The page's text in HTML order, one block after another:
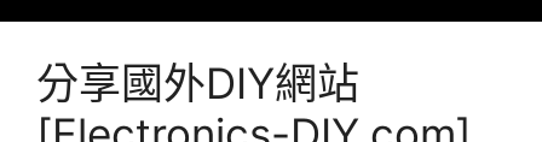
分享國外DIY網站